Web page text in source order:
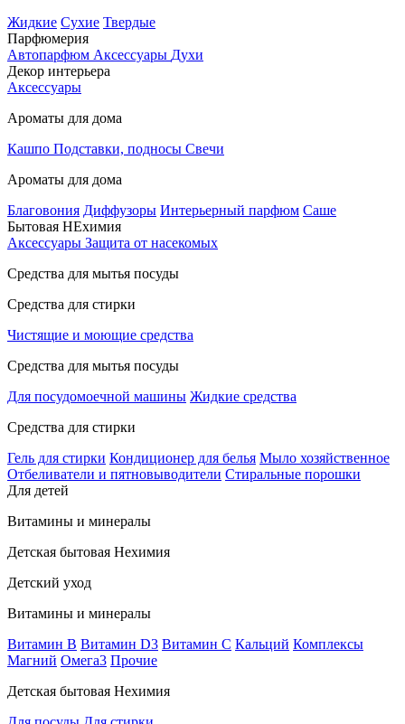
Жидкие Сухие Твердые
Парфюмерия
Автопарфюм Аксессуары Духи
Декор интерьера
Аксессуары
Ароматы для дома
Кашпо Подставки, подносы Свечи
Ароматы для дома
Благовония Диффузоры Интерьерный парфюм Саше
Бытовая НЕхимия
Аксессуары Защита от насекомых
Средства для мытья посуды
Средства для стирки
Чистящие и моющие средства
Средства для мытья посуды
Для посудомоечной машины Жидкие средства
Средства для стирки
Гель для стирки Кондиционер для белья Мыло хозяйственное
Отбеливатели и пятновыводители Стиральные порошки
Для детей
Витамины и минералы
Детская бытовая Нехимия
Детский уход
Витамины и минералы
Витамин В Витамин D3 Витамин С Кальций Комплексы
Магний Омега3 Прочие
Детская бытовая Нехимия